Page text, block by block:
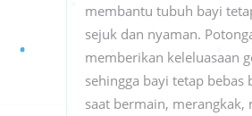
membantu tubuh bayi
sejuk dan nyaman.
memberikan keleluasaan
sehingga bayi tetap bebas
saat bermain, merangkak,